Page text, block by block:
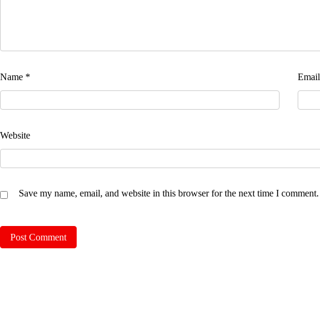
Name * Email
Website
Save my name, email, and website in this browser for the next time I comment.